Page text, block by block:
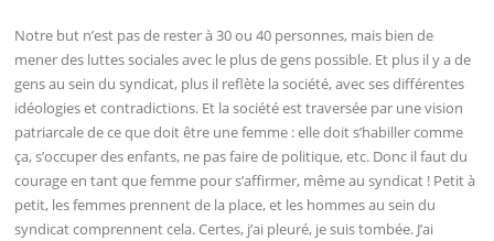
Notre but n’est pas de rester à 30 ou 40 personnes, mais bien de
mener des luttes sociales avec le plus de gens possible. Et plus il y a de
gens au sein du syndicat, plus il reflète la société, avec ses différentes
idéologies et contradictions. Et la société est traversée par une vision
patriarcale de ce que doit être une femme : elle doit s’habiller comme
ça, s’occuper des enfants, ne pas faire de politique, etc. Donc il faut du
courage en tant que femme pour s’affirmer, même au syndicat ! Petit à
petit, les femmes prennent de la place, et les hommes au sein du
syndicat comprennent cela. Certes, j’ai pleuré, je suis tombée. J’ai